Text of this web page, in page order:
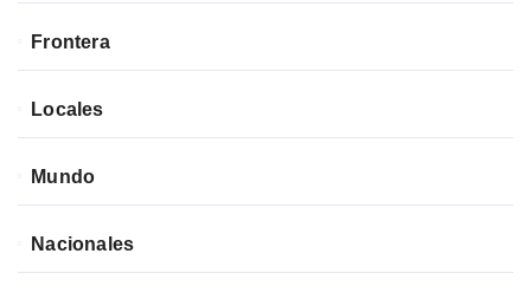
Frontera
Locales
Mundo
Nacionales